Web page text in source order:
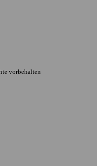
vorbehalten